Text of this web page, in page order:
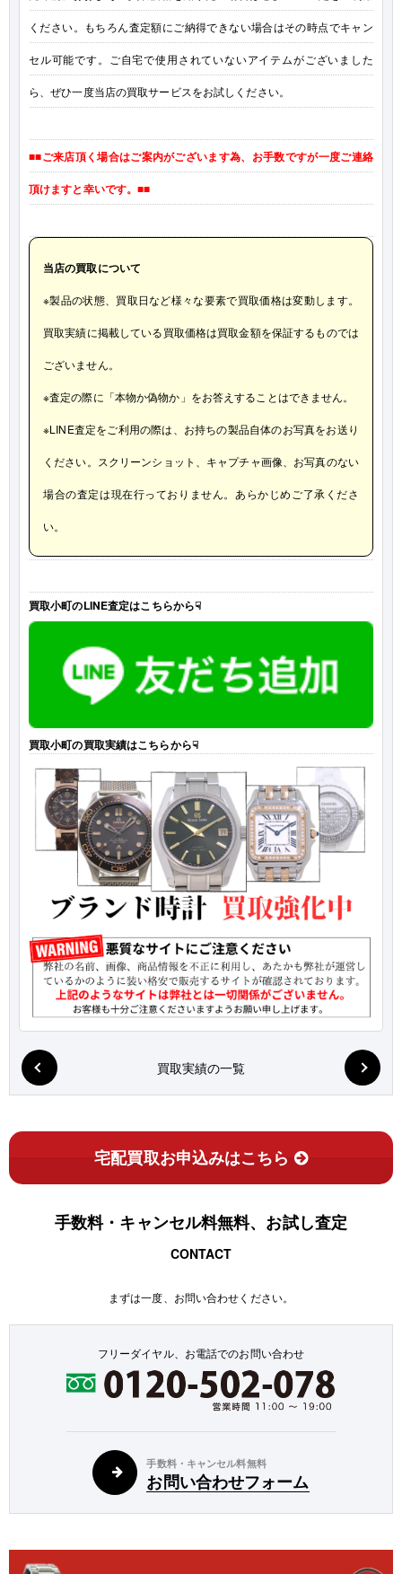
ください。もちろん査定額にご納得できない場合はその時点でキャン
セル可能です。ご自宅で使用されていないアイテムがございました
ら、ぜひ一度当店の買取サービスをお試しください。
■■ご来店頂く場合はご案内がございます為、お手数ですが一度ご連絡
頂けますと幸いです。■■
当店の買取について
※製品の状態、買取日など様々な要素で買取価格は変動します。
買取実績に掲載している買取価格は買取金額を保証するものでは
ございません。
※査定の際に「本物か偽物か」をお答えすることはできません。
※LINE査定をご利用の際は、お持ちの製品自体のお写真をお送り
ください。スクリーンショット、キャプチャ画像、お写真のない
場合の査定は現在行っておりません。あらかじめご了承くださ
い。
買取小町のLINE査定はこちらから☟
買取小町の買取実績はこちらから☟
買取実績の一覧
宅配買取お申込みはこちら
手数料・キャンセル料無料、お試し査定
CONTACT
まずは一度、お問い合わせください。
フリーダイヤル、お電話でのお問い合わせ
手数料・キャンセル料無料
お問い合わせフォーム